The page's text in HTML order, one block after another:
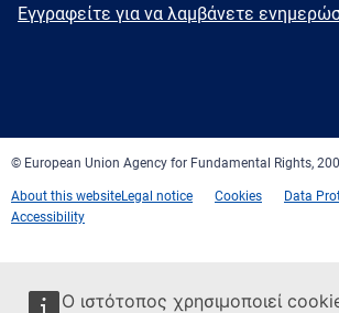
Ο ιστότοπος χρησιμοποιεί
Newsletter
Εγγραφείτε για να λαμβάνετε
© European Union Agency for Fundamental Rights,
About this websiteLegal notice Cookies
Data
Accessibility